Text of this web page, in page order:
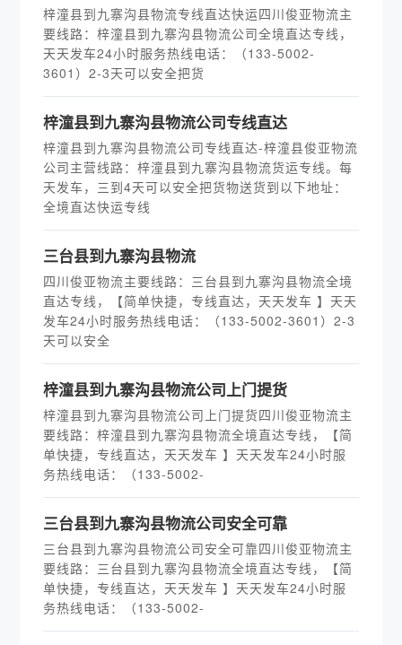
梓潼县到九寨沟县物流专线直达快运四川俊亚物流主
要线路：梓潼县到九寨沟县物流公司全境直达专线，
天天发车24小时服务热线电话：（133-5002-
3601）2-3天可以安全把货
梓潼县到九寨沟县物流公司专线直达
梓潼县到九寨沟县物流公司专线直达-梓潼县俊亚物流
公司主营线路：梓潼县到九寨沟县物流货运专线。每
天发车，三到4天可以安全把货物送货到以下地址：
全境直达快运专线
三台县到九寨沟县物流
四川俊亚物流主要线路：三台县到九寨沟县物流全境
直达专线，【简单快捷，专线直达，天天发车 】天天
发车24小时服务热线电话：（133-5002-3601）2-3
天可以安全
梓潼县到九寨沟县物流公司上门提货
梓潼县到九寨沟县物流公司上门提货四川俊亚物流主
要线路：梓潼县到九寨沟县物流全境直达专线，【简
单快捷，专线直达，天天发车 】天天发车24小时服
务热线电话：（133-5002-
三台县到九寨沟县物流公司安全可靠
三台县到九寨沟县物流公司安全可靠四川俊亚物流主
要线路：三台县到九寨沟县物流全境直达专线，【简
单快捷，专线直达，天天发车 】天天发车24小时服
务热线电话：（133-5002-